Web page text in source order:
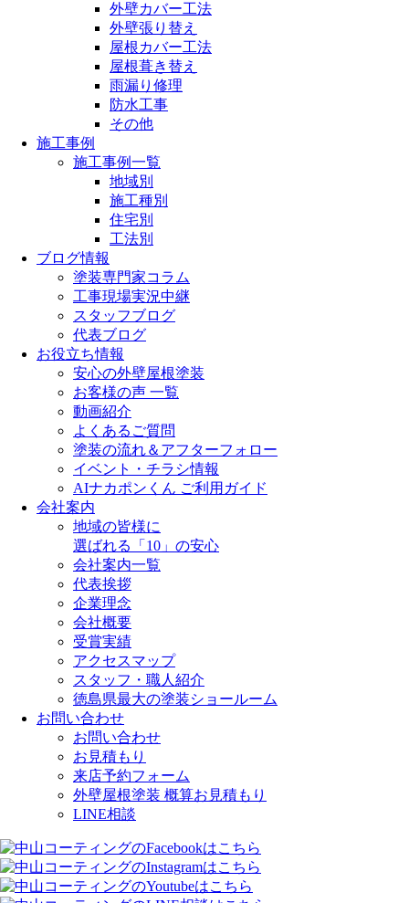
外壁カバー工法
外壁張り替え
屋根カバー工法
屋根葺き替え
雨漏り修理
防水工事
その他
施工事例
施工事例一覧
地域別
施工種別
住宅別
工法別
ブログ情報
塗装専門家コラム
工事現場実況中継
スタッフブログ
代表ブログ
お役立ち情報
安心の外壁屋根塗装
お客様の声 一覧
動画紹介
よくあるご質問
塗装の流れ＆アフターフォロー
イベント・チラシ情報
AIナカポンくん ご利用ガイド
会社案内
地域の皆様に
選ばれる「10」の安心
会社案内一覧
代表挨拶
企業理念
会社概要
受賞実績
アクセスマップ
スタッフ・職人紹介
徳島県最大の塗装ショールーム
お問い合わせ
お問い合わせ
お見積もり
来店予約フォーム
外壁屋根塗装 概算お見積もり
LINE相談